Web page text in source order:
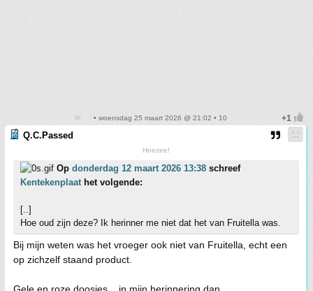
• woensdag 25 maart 2026 @ 21:02 • 10
Q.C.Passed
Hoezee!
Op donderdag 12 maart 2026 13:38 schreef
Kentekenplaathet volgende:
[..]
Hoe oud zijn deze? Ik herinner me niet dat het van Fruitella was.
Bij mijn weten was het vroeger ook niet van Fruitella, echt een
op zichzelf staand product.